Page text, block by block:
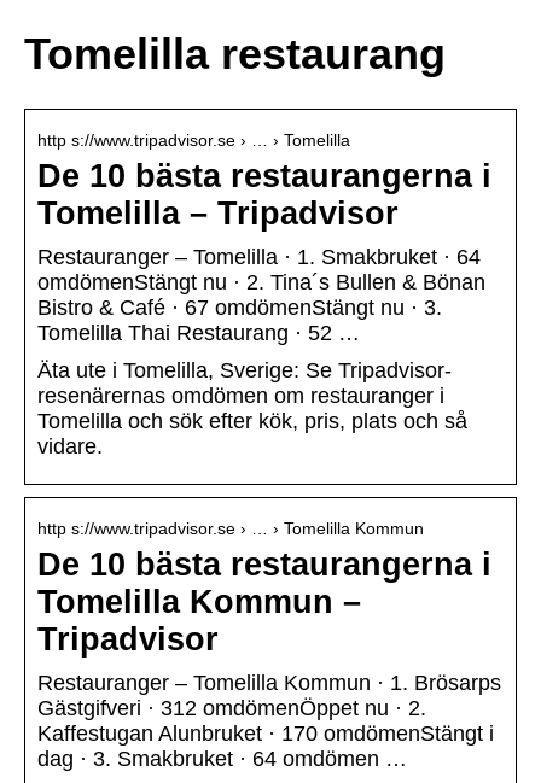
Tomelilla restaurang
http s://www.tripadvisor.se › … › Tomelilla
De 10 bästa restaurangerna i
Tomelilla – Tripadvisor
Restauranger – Tomelilla · 1. Smakbruket · 64
omdömenStängt nu · 2. Tina´s Bullen & Bönan
Bistro & Café · 67 omdömenStängt nu · 3.
Tomelilla Thai Restaurang · 52 …
Äta ute i Tomelilla, Sverige: Se Tripadvisor-
resenärernas omdömen om restauranger i
Tomelilla och sök efter kök, pris, plats och så
vidare.
http s://www.tripadvisor.se › … › Tomelilla Kommun
De 10 bästa restaurangerna i
Tomelilla Kommun –
Tripadvisor
Restauranger – Tomelilla Kommun · 1. Brösarps
Gästgifveri · 312 omdömenÖppet nu · 2.
Kaffestugan Alunbruket · 170 omdömenStängt i
dag · 3. Smakbruket · 64 omdömen …